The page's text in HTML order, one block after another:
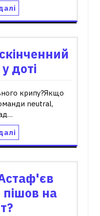
доті
крипу?Якщо
neutral,
пішов на